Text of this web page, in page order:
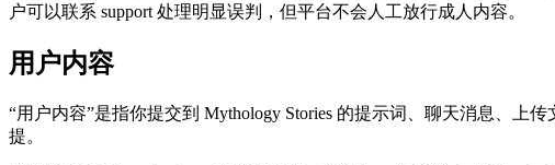
户可以联系 support 处理明显误判，但平台不会人工放行成人内容。
用户内容
“用户内容”是指你提交到 Mythology Stories 的提示词、聊天消息、
提。